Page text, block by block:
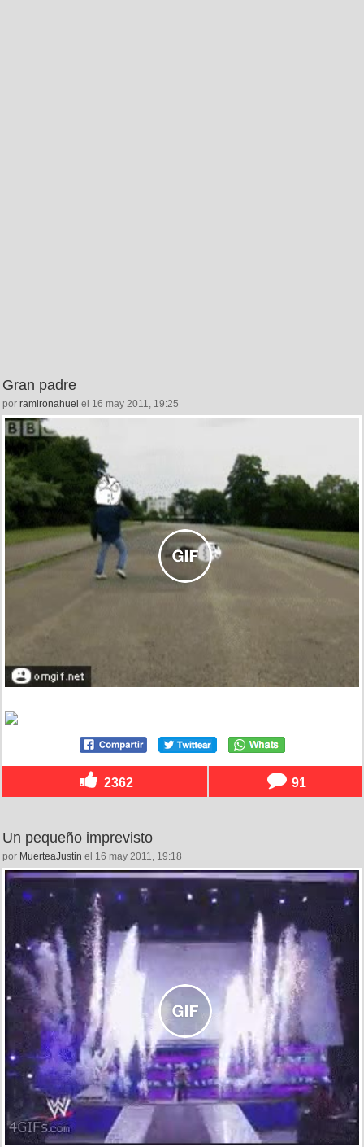
Gran padre
por ramironahuel el 16 may 2011, 19:25
2362 91
Un pequeño imprevisto
por MuerteaJustin el 16 may 2011, 19:18